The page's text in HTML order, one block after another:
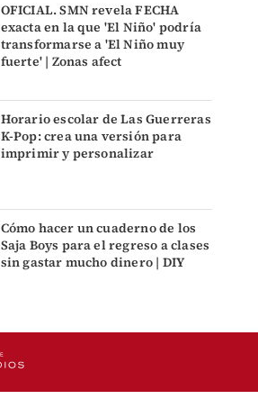
OFICIAL. SMN revela FECHA
exacta en la que 'El Niño' podría
transformarse a 'El Niño muy
fuerte' | Zonas afect
Horario escolar de Las Guerreras
K-Pop: crea una versión para
imprimir y personalizar
Cómo hacer un cuaderno de los
Saja Boys para el regreso a clases
sin gastar mucho dinero | DIY